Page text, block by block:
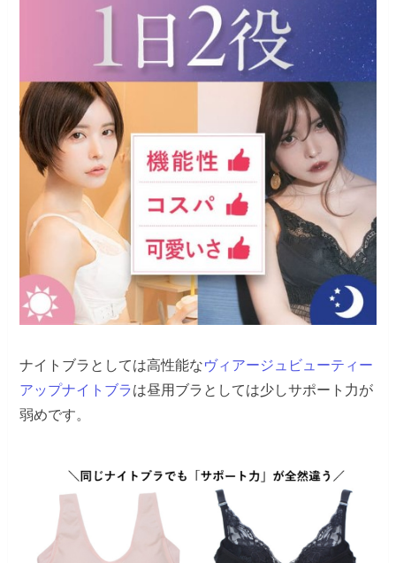
ナイトブラとしては高性能なヴィアージュビューティー
アップナイトブラは昼用ブラとしては少しサポート力が
弱めです。